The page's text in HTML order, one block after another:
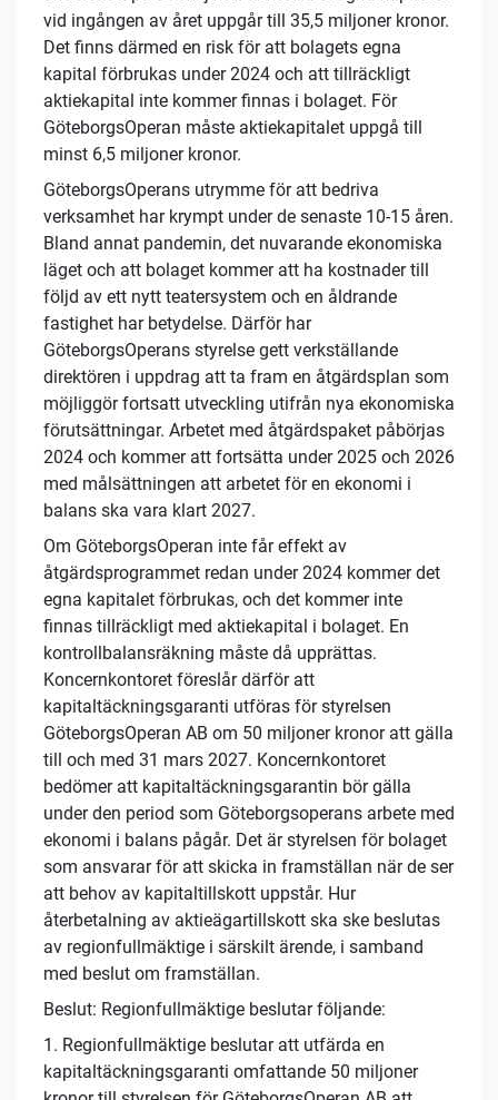
vid ingången av året uppgår till 35,5 miljoner kronor.
Det finns därmed en risk för att bolagets egna
kapital förbrukas under 2024 och att tillräckligt
aktiekapital inte kommer finnas i bolaget. För
GöteborgsOperan måste aktiekapitalet uppgå till
minst 6,5 miljoner kronor.
GöteborgsOperans utrymme för att bedriva
verksamhet har krympt under de senaste 10-15 åren.
Bland annat pandemin, det nuvarande ekonomiska
läget och att bolaget kommer att ha kostnader till
följd av ett nytt teatersystem och en åldrande
fastighet har betydelse. Därför har
GöteborgsOperans styrelse gett verkställande
direktören i uppdrag att ta fram en åtgärdsplan som
möjliggör fortsatt utveckling utifrån nya ekonomiska
förutsättningar. Arbetet med åtgärdspaket påbörjas
2024 och kommer att fortsätta under 2025 och 2026
med målsättningen att arbetet för en ekonomi i
balans ska vara klart 2027.
Om GöteborgsOperan inte får effekt av
åtgärdsprogrammet redan under 2024 kommer det
egna kapitalet förbrukas, och det kommer inte
finnas tillräckligt med aktiekapital i bolaget. En
kontrollbalansräkning måste då upprättas.
Koncernkontoret föreslår därför att
kapitaltäckningsgaranti utföras för styrelsen
GöteborgsOperan AB om 50 miljoner kronor att gälla
till och med 31 mars 2027. Koncernkontoret
bedömer att kapitaltäckningsgarantin bör gälla
under den period som Göteborgsoperans arbete med
ekonomi i balans pågår. Det är styrelsen för bolaget
som ansvarar för att skicka in framställan när de ser
att behov av kapitaltillskott uppstår. Hur
återbetalning av aktieägartillskott ska ske beslutas
av regionfullmäktige i särskilt ärende, i samband
med beslut om framställan.
Beslut: Regionfullmäktige beslutar följande:
1. Regionfullmäktige beslutar att utfärda en
kapitaltäckningsgaranti omfattande 50 miljoner